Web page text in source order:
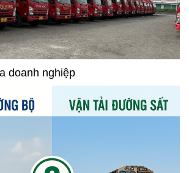
doanh nghiệp